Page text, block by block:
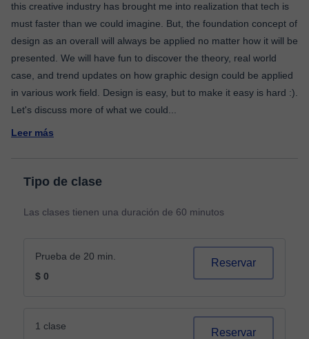
this creative industry has brought me into realization that tech is
must faster than we could imagine. But, the foundation concept of
design as an overall will always be applied no matter how it will be
presented. We will have fun to discover the theory, real world
case, and trend updates on how graphic design could be applied
in various work field. Design is easy, but to make it easy is hard :).
Let's discuss more of what we could
Leer más
Tipo de clase
Las clases tienen una duración de 60 minutos
Prueba de 20 min.
$ 0
Reservar
1 clase
Reservar